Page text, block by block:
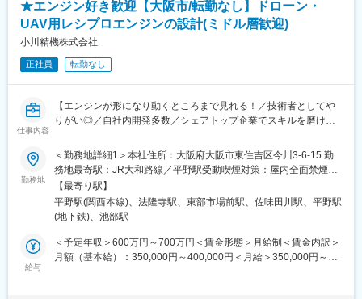
・近年は世界的にドローン産業が注目されており、遊戯用だけで
なく工事現場や地層調査用、災害時の救助用ドローンなど、社会
貢献性が高く、将来性の高い業界・製品のエンジン開発に携わる
ことで様々な経験を積むことができます。
・今後、ガソリンエンジンやディーゼルエンジンなど様々なエン
ジンを自社開発していく方針です。多種多様な製品開発に携わり
技術を磨いていただけます。
■配属先情報
エンジン開発を専門とし、残り4名は電子制御系を専門としており
ます。
会社全体で約7割が中途入社者であり人間関係も良好な為、非常に
馴染みやすい環境です。
上流の設計開発にも携わっていただき、将来的には部門責任者と
してマネジメントとして活躍いただくか、スペシャリストとして
★エンジン好き歓迎【大阪市/転勤なし】ドローン・
UAV用レシプロエンジンの設計(ミドル層歓迎)
小川精機株式会社
正社員 転勤なし
仕事内容
【エンジンが形になり動くところまで見れる！／技術者としてや
りがい◎／自社内開発多数／シェアトップ企業でスキルを磨けま
ラジコンやドローン等に使われる小型エンジンを開発している当
社にて、レシプロエンジンの製品開発をお任せします。
＜具体的には＞
・製品仕様の確認/打ち合わせ(機能・サイズ・製造コスト等)
・要件/要求仕様の定義(機能・サイズ等)
・エンジン構造設計
・部品/材料の選定/手配
勤務地
＜勤務地詳細1＞本社住所：大阪府大阪市東住吉区今川3-6-15 勤
務地最寄駅：JR大和路線／平野駅受動喫煙対策：屋内全面禁煙＜
勤務地詳細2＞奈良工場住所：奈良県生駒郡安堵町窪田734番4 勤
務地最寄駅：JR大和路線／法隆寺駅受動喫煙対策：屋内全面禁煙
【最寄り駅】
平野駅(関西本線)、法隆寺駅、東部市場前駅、佐味田川駅、平野駅
(地下鉄)、池部駅
給与
＜予定年収＞600万円～700万円＜賃金形態＞月給制＜賃金内訳＞
月額（基本給）：350,000円～400,000円＜月給＞350,000円～